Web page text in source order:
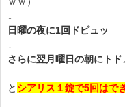
↓
日曜の夜に1回ドピュッ
↓
さらに翌月曜日の朝にトド
と シアリス１錠で5回はで